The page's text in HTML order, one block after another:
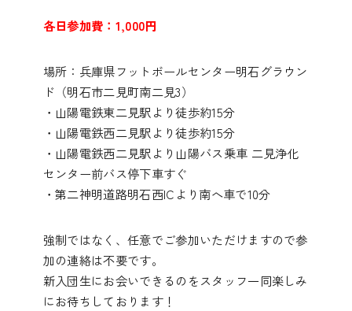
各日参加費：1,000円
場所：兵庫県フットボールセンター明石グラウン
ド（明石市二見町南二見3）
・山陽電鉄東二見駅より徒歩約15分
・山陽電鉄西二見駅より徒歩約15分
・山陽電鉄西二見駅より山陽バス乗車 二見浄化
センター前バス停下車すぐ
・第二神明道路明石西ICより南へ車で10分
強制ではなく、任意でご参加いただけますので参
加の連絡は不要です。
新入団生にお会いできるのをスタッフ一同楽しみ
にお待ちしております！